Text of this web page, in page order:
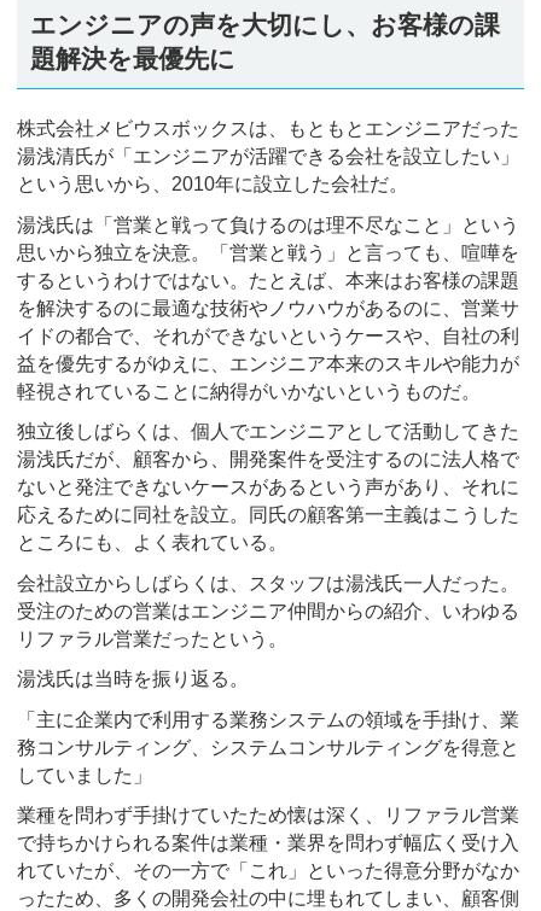
エンジニアの声を大切にし、お客様の課
題解決を最優先に
株式会社メビウスボックスは、もともとエンジニアだった
湯浅清氏が「エンジニアが活躍できる会社を設立したい」
という思いから、2010年に設立した会社だ。
湯浅氏は「営業と戦って負けるのは理不尽なこと」という
思いから独立を決意。「営業と戦う」と言っても、喧嘩を
するというわけではない。たとえば、本来はお客様の課題
を解決するのに最適な技術やノウハウがあるのに、営業サ
イドの都合で、それができないというケースや、自社の利
益を優先するがゆえに、エンジニア本来のスキルや能力が
軽視されていることに納得がいかないというものだ。
独立後しばらくは、個人でエンジニアとして活動してきた
湯浅氏だが、顧客から、開発案件を受注するのに法人格で
ないと発注できないケースがあるという声があり、それに
応えるために同社を設立。同氏の顧客第一主義はこうした
ところにも、よく表れている。
会社設立からしばらくは、スタッフは湯浅氏一人だった。
受注のための営業はエンジニア仲間からの紹介、いわゆる
リファラル営業だったという。
湯浅氏は当時を振り返る。
「主に企業内で利用する業務システムの領域を手掛け、業
務コンサルティング、システムコンサルティングを得意と
していました」
業種を問わず手掛けていたため懐は深く、リファラル営業
で持ちかけられる案件は業種・業界を問わず幅広く受け入
れていたが、その一方で「これ」といった得意分野がなか
ったため、多くの開発会社の中に埋もれてしまい、顧客側